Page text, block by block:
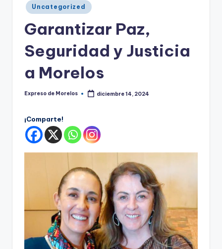
el
Publicado
en
Uncategorized
Garantizar Paz,
Seguridad y Justicia
a Morelos
Publicado
Expreso de Morelos diciembre 14, 2024
¡Comparte!